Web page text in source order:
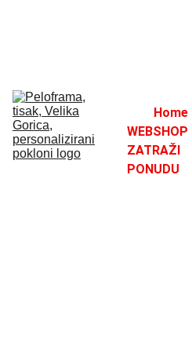
Home
WEBSHOP
ZATRAŽI
PONUDU